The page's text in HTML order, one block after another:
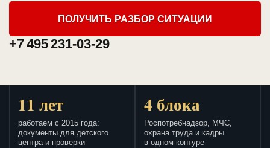
ПОЛУЧИТЬ РАЗБОР СИТУАЦИИ
+7 495 231-03-29
11 лет
работаем с 2015 года:
документы для детского
центра и проверки
4 блока
Роспотребнадзор, МЧС,
охрана труда и кадры
в одном контуре